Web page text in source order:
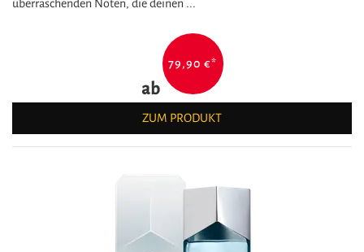
überraschenden Noten, die deinen ...
ab
79,90 €*
ZUM PRODUKT